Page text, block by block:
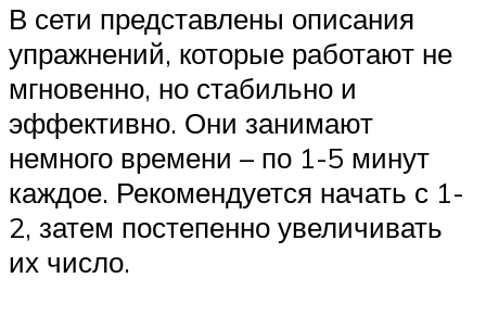
В сети представлены описания
упражнений, которые работают не
мгновенно, но стабильно и
эффективно. Они занимают
немного времени – по 1-5 минут
каждое. Рекомендуется начать с 1-
2, затем постепенно увеличивать
их число.